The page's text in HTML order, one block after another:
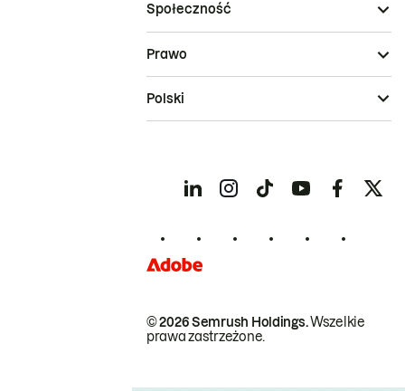
Społeczność
© 2026 Semrush Holdings.Wszelkie
prawa zastrzeżone.
Prawo
Polski